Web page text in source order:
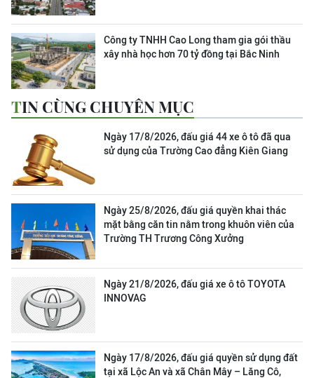
Công ty TNHH Cao Long tham gia gói thầu
xây nhà học hơn 70 tỷ đồng tại Bắc Ninh
TIN CÙNG CHUYÊN MỤC
Ngày 17/8/2026, đấu giá 44 xe ô tô đã qua
sử dụng của Trường Cao đẳng Kiên Giang
Ngày 25/8/2026, đấu giá quyền khai thác
mặt bằng căn tin nằm trong khuôn viên của
Trường TH Trương Công Xưởng
Ngày 21/8/2026, đấu giá xe ô tô TOYOTA
INNOVAG
Ngày 17/8/2026, đấu giá quyền sử dụng đất
tại xã Lộc An và xã Chân Mây – Lăng Cô,